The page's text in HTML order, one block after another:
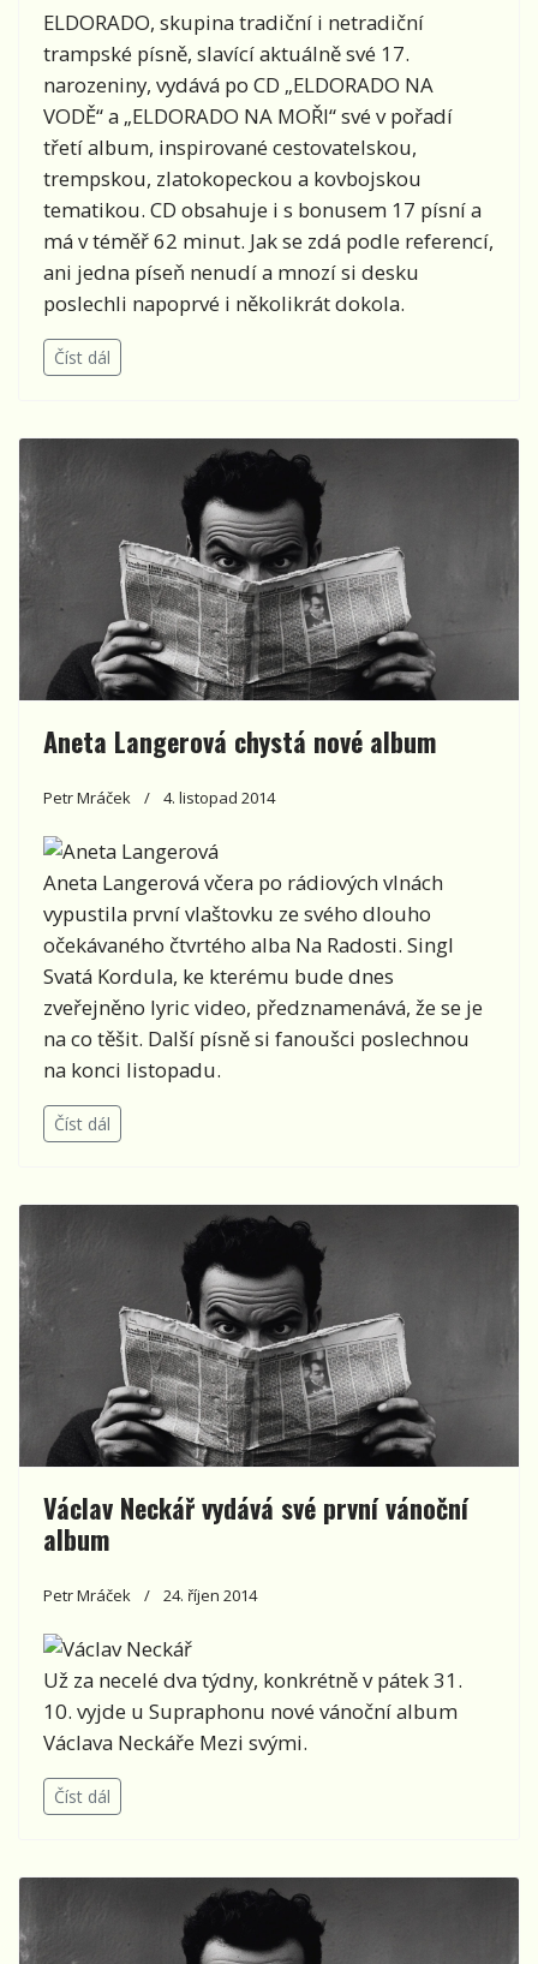
ELDORADO, skupina tradiční i netradiční
trampské písně, slavící aktuálně své 17.
narozeniny, vydává po CD „ELDORADO NA
VODĚ“ a „ELDORADO NA MOŘI“ své v pořadí
třetí album, inspirované cestovatelskou,
trempskou, zlatokopeckou a kovbojskou
tematikou. CD obsahuje i s bonusem 17 písní a
má v téměř 62 minut. Jak se zdá podle referencí,
ani jedna píseň nenudí a mnozí si desku
poslechli napoprvé i několikrát dokola.
Číst dál
Aneta Langerová chystá nové album
Petr Mráček 4. listopad 2014
Aneta Langerová včera po rádiových vlnách
vypustila první vlaštovku ze svého dlouho
očekávaného čtvrtého alba Na Radosti. Singl
Svatá Kordula, ke kterému bude dnes
zveřejněno lyric video, předznamenává, že se je
na co těšit. Další písně si fanoušci poslechnou
na konci listopadu.
Číst dál
Václav Neckář vydává své první vánoční
album
Petr Mráček 24. říjen 2014
Už za necelé dva týdny, konkrétně v pátek 31.
10. vyjde u Supraphonu nové vánoční album
Václava Neckáře Mezi svými.
Číst dál